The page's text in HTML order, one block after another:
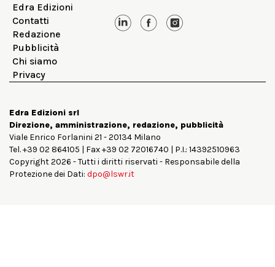
Edra Edizioni
Contatti
Redazione
Pubblicità
Chi siamo
Privacy
Edra Edizioni srl
Direzione, amministrazione, redazione, pubblicità
Viale Enrico Forlanini 21 - 20134 Milano
Tel. +39 02 864105 | Fax +39 02 72016740 | P.I.: 14392510963
Copyright 2026 - Tutti i diritti riservati - Responsabile della
Protezione dei Dati: dpo@lswr.it